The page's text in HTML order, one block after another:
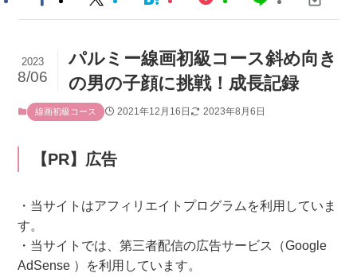
パルミー線画初級コース斜め向き
の男の子顔に挑戦！成長記録
2023
8/06
線画初級コース 2021年12月16日 2023年8月6日
【PR】広告
・当サイトはアフィリエイトプログラムを利用していま
す。
・当サイトでは、第三者配信の広告サービス（Google
AdSense ）を利用しています。